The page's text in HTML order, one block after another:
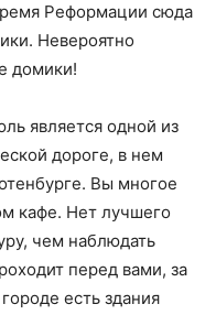
Реформации сюда
Невероятно
домики!
является одной из
дороге, в нем
Вы многое
кафе. Нет лучшего
чем наблюдать
перед вами, за
есть здания